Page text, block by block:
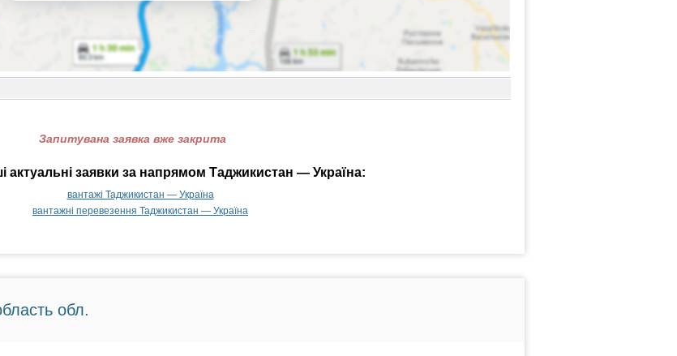
Запитувана заявка вже закрита
актуальні заявки за напрямом Таджикистан — Україна:
вантажі Таджикистан — Україна
вантажні перевезення Таджикистан — Україна
обл.